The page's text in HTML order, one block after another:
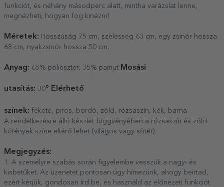
funkciót, és néhány másodperc alatt, mintha varázslat lenne,
megnézheti, hogyan fog kinézni!
Méretek: Hosszúság 75 cm, szélesség 63 cm, egy zsinór hossza
68 cm, nyakzsinór hossza 50 cm.
Anyag: 65% poliészter, 35% pamut Mosási
utasítás: 30° Elérhető
színek: fekete, piros, bordó, zöld, rózsaszín, kék, barna
A rendelkezésre álló készlet függvényében a rózsaszín és zöld
kötények színe eltérő lehet (világos vagy sötét).
Megjegyzés:
1. A személyre szabás során figyelembe vesszük a nagy- és
kisbetűket. Az üzenetet pontosan úgy hímezünk, ahogy beírtad,
ezért kérjük, gondosan írd be, és használd az előnézeti funkciót.